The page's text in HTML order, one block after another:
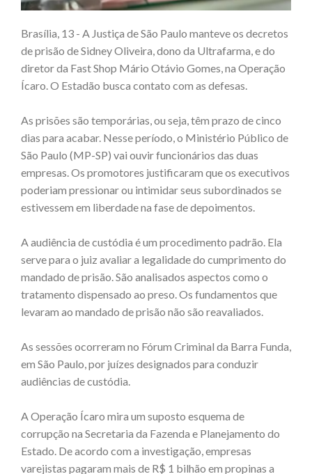
Brasília, 13 - A Justiça de São Paulo manteve os decretos
de prisão de Sidney Oliveira, dono da Ultrafarma, e do
diretor da Fast Shop Mário Otávio Gomes, na Operação
Ícaro. O Estadão busca contato com as defesas.
As prisões são temporárias, ou seja, têm prazo de cinco
dias para acabar. Nesse período, o Ministério Público de
São Paulo (MP-SP) vai ouvir funcionários das duas
empresas. Os promotores justificaram que os executivos
poderiam pressionar ou intimidar seus subordinados se
estivessem em liberdade na fase de depoimentos.
A audiência de custódia é um procedimento padrão. Ela
serve para o juiz avaliar a legalidade do cumprimento do
mandado de prisão. São analisados aspectos como o
tratamento dispensado ao preso. Os fundamentos que
levaram ao mandado de prisão não são reavaliados.
As sessões ocorreram no Fórum Criminal da Barra Funda,
em São Paulo, por juízes designados para conduzir
audiências de custódia.
A Operação Ícaro mira um suposto esquema de
corrupção na Secretaria da Fazenda e Planejamento do
Estado. De acordo com a investigação, empresas
varejistas pagaram mais de R$ 1 bilhão em propinas a